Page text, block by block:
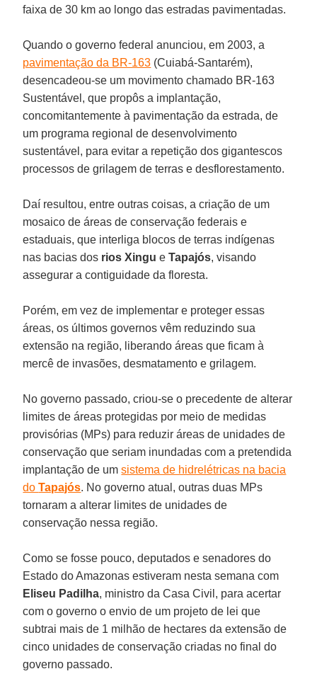
faixa de 30 km ao longo das estradas pavimentadas.
Quando o governo federal anunciou, em 2003, a
pavimentação da BR-163 (Cuiabá-Santarém),
desencadeou-se um movimento chamado BR-163
Sustentável, que propôs a implantação,
concomitantemente à pavimentação da estrada, de
um programa regional de desenvolvimento
sustentável, para evitar a repetição dos gigantescos
processos de grilagem de terras e desflorestamento.
Daí resultou, entre outras coisas, a criação de um
mosaico de áreas de conservação federais e
estaduais, que interliga blocos de terras indígenas
nas bacias dos rios XingueTapajós, visando
assegurar a contiguidade da floresta.
Porém, em vez de implementar e proteger essas
áreas, os últimos governos vêm reduzindo sua
extensão na região, liberando áreas que ficam à
mercê de invasões, desmatamento e grilagem.
No governo passado, criou-se o precedente de alterar
limites de áreas protegidas por meio de medidas
provisórias (MPs) para reduzir áreas de unidades de
conservação que seriam inundadas com a pretendida
implantação de umsistema de hidrelétricas na bacia
doTapajós. No governo atual, outras duas MPs
tornaram a alterar limites de unidades de
conservação nessa região.
Como se fosse pouco, deputados e senadores do
Estado do Amazonas estiveram nesta semana com
Eliseu Padilha, ministro da Casa Civil, para acertar
com o governo o envio de um projeto de lei que
subtrai mais de 1 milhão de hectares da extensão de
cinco unidades de conservação criadas no final do
governo passado.